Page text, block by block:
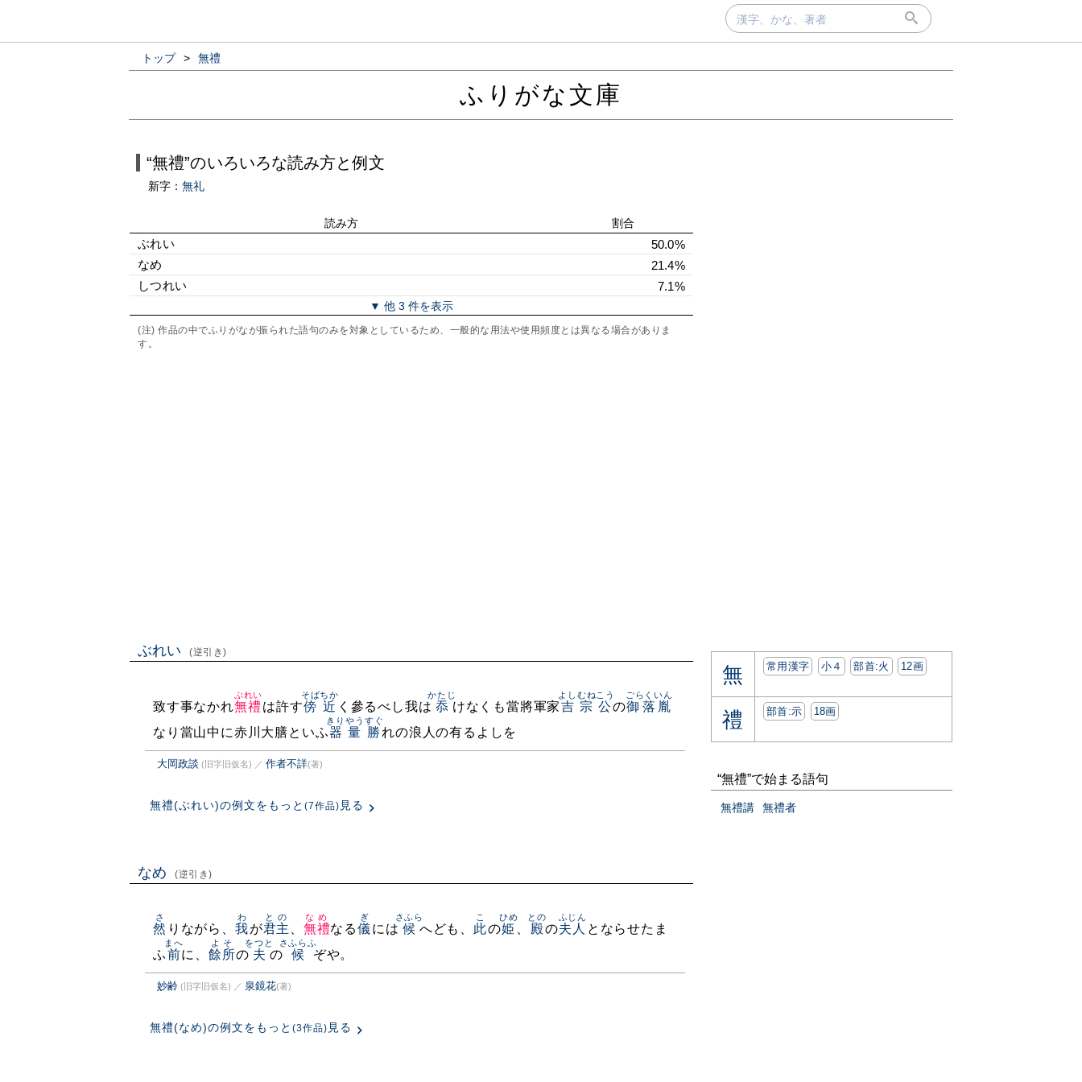
トップ > 無禮
ふりがな文庫
“無禮”のいろいろな読み方と例文
新字： 無礼
読み方 割合
ぶれい
50.0%
なめ
21.4%
しつれい
7.1%
▼ 他 3 件を表示
(注) 作品の中でふりがなが振られた語句のみを対象としているため、一般的な用法や使用頻度とは異なる場合がありま
す。
ぶれい (逆引き)
致す事なかれ無禮
ぶれい
は許す傍
そば
近
ちか
く參るべし我は 忝
かたじ
けなくも當將軍家吉宗公
よしむねこう
の御落胤
ごらくいん
なり當山中に赤川大膳といふ器量
きりやう
勝
すぐ
れの浪人の有るよしを
大岡政談 (旧字旧仮名) ／ 作者不詳(著)
無禮(ぶれい)の例文をもっと (7作品) 見る
なめ (逆引き)
然
さ
りながら、 我
わ
が君主
との
無禮
なめ
なる儀
ぎ
には 候
さふら
へども、 此
こ
の姫
ひめ
殿
との
の夫人
ふじん
とならせたま
ふ前
まへ
に、 餘所
よそ
の 夫
をつと
の 候
さふらふ
ぞや。
妙齢 (旧字旧仮名) ／ 泉鏡花(著)
無禮(なめ)の例文をもっと (3作品) 見る
無 常用漢字 小４ 部首:⽕ 12画
禮 部首:⽰ 18画
“無禮”で始まる語句
無禮講 無禮者